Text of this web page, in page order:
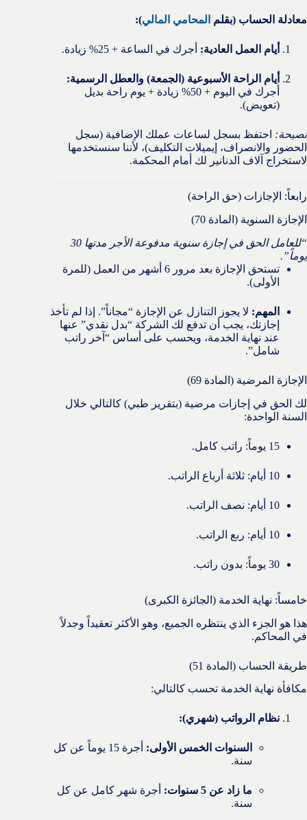
معادلة الحساب (بقلم المحامي المالي):
أيام العمل العادية: أجرك في الساعة + 25% زيادة.
أيام الراحة الأسبوعية (الجمعة) والعطل الرسمية:
أجرك في اليوم + 50% زيادة + يوم راحة بديل
(تعويض).
نصيحة: احتفظ بسجل لساعات عملك الإضافية (سجل
الحضور والانصراف، إيميلات التكليف)، لأننا سنستخدمها
لاستخراج آلاف الدنانير لك أمام المحكمة.
رابعاً: الإجازات (حق الراحة)
الإجازة السنوية (المادة 70)
“للعامل الحق في إجازة سنوية مدفوعة الأجر مدتها 30
يوماً”.
تستحق الإجازة بعد مرور 6 أشهر من العمل (للمرة
الأولى).
المهم: لا يجوز التنازل عن الإجازة “مجاناً”. إذا لم تأخذ
إجازتك، يجب أن تدفع لك الشركة “بدل نقدي” عنها
عند نهاية الخدمة، ويحسب على أساس “آخر راتب
شامل”.
الإجازة المرضية (المادة 69)
لك الحق في إجازات مرضية (بتقرير طبي) كالتالي خلال
السنة الواحدة:
15 يوماً: راتب كامل.
10 أيام: ثلاثة أرباع الراتب.
10 أيام: نصف الراتب.
10 أيام: ربع الراتب.
30 يوماً: بدون راتب.
خامساً: نهاية الخدمة (الجائزة الكبرى)
هذا هو الجزء الذي ينتظره الجميع، وهو الأكثر تعقيداً وجدلاً
في المحاكم.
طريقة الحساب (المادة 51)
مكافأة نهاية الخدمة تحسب كالتالي:
نظام الرواتب (شهري):
السنوات الخمس الأولى:
أجرة 15 يوماً عن كل
سنة.
ما زاد عن 5 سنوات:
أجرة شهر كامل عن كل
سنة.